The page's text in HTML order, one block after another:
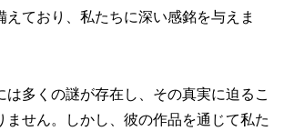
えており、私たちに深い感銘を与えま
は多くの謎が存在し、その真実に迫るこ
ません。しかし、彼の作品を通じて私た